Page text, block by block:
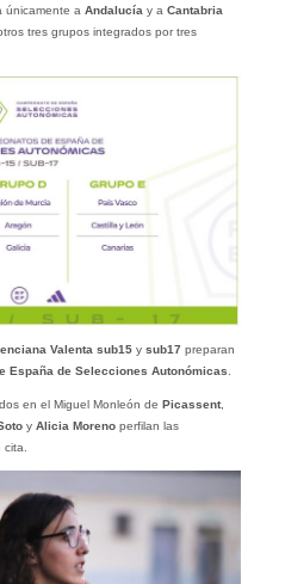
únicamente a Andalucíay a Cantabria
tres grupos integrados por tres
Valenta sub15 y sub17 preparan
España de Selecciones Autonómicas
en el Miguel Monleón de Picassent,
y Alicia Morenoperfilan las